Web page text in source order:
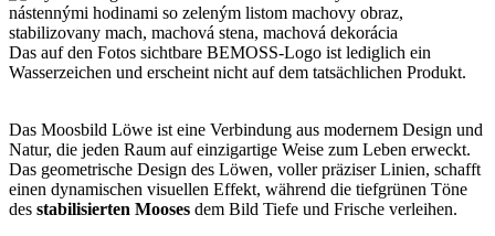
Das auf den Fotos sichtbare BEMOSS-Logo ist lediglich ein
Wasserzeichen und erscheint nicht auf dem tatsächlichen Produkt.
Das Moosbild Löwe ist eine Verbindung aus modernem Design und
Natur, die jeden Raum auf einzigartige Weise zum Leben erweckt.
Das geometrische Design des Löwen, voller präziser Linien, schafft
einen dynamischen visuellen Effekt, während die tiefgrünen Töne
des stabilisierten Mooses dem Bild Tiefe und Frische verleihen.